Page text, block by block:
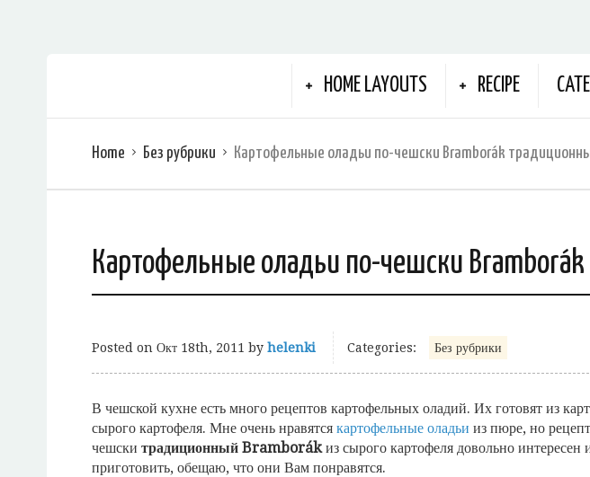
HOME LAYOUTS RECIPE
Home Без рубрики Картофельные оладьи по-чешски Bramborák
Картофельные оладьи по-чешски
Posted on Окт 18th, 2011 by helenki Categories: Без рубрики
В чешской кухне есть много рецептов картофельных оладий. Их готовят из
сырого картофеля. Мне очень нравятся картофельные оладьи из пюре, но
чешски традиционный Bramborákиз сырого картофеля довольно интересен
приготовить, обещаю, что они Вам понравятся.